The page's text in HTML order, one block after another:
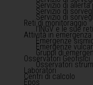
Servizio di allerta
Servizio di
Servizio di
Reti di monitoraggio
l'INGV e le sue reti
Attività in emergenza
Emergenze
Emergenze
Gruppi di
Osservatori Geofisici
Osservatori
Laboratori
Centri di calcolo
Epos